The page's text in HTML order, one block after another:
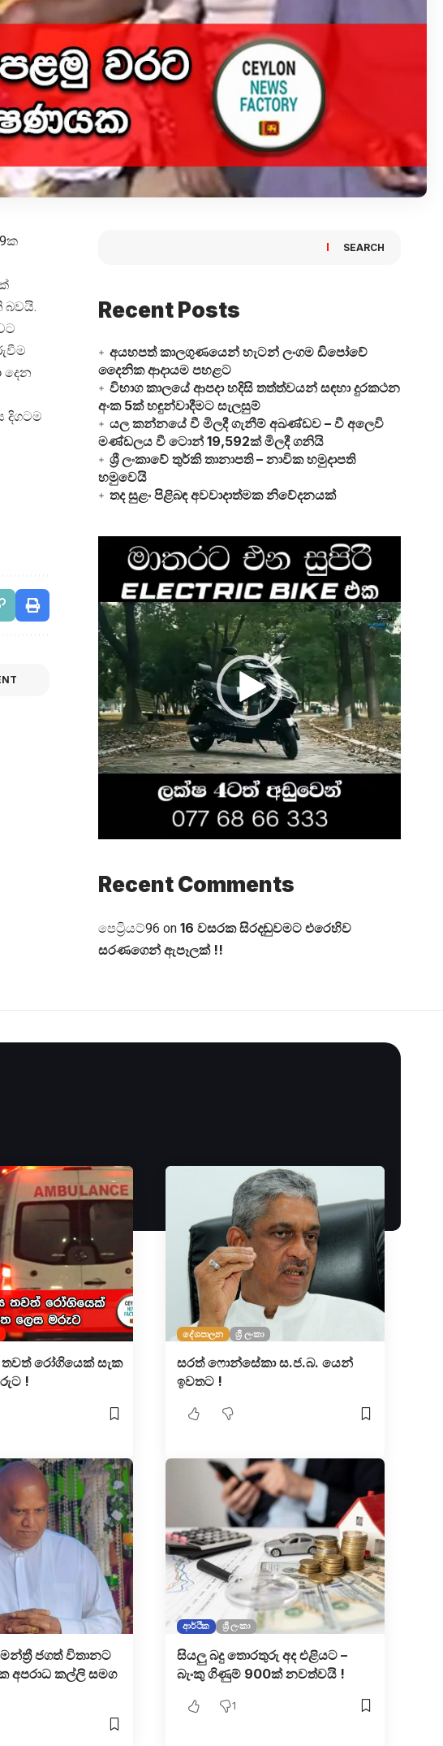
බවයි.
දෙන
දිගටම
SEARCH
Recent Posts
අයහපත් කාලගුණයෙන් හැටන් ලංගම ඩිපෝවේ
දෛනික ආදායම පහළට
විභාග කාලයේ ආපදා හදිසි තත්ත්වයන් සඳහා දුරකථන
අංක 5ක් හඳුන්වාදීමට සැලසුම්
යල කන්නයේ වී මිලදී ගැනීම් අඛණ්ඩව – වී අලෙවි
මණ්ඩලය වී ටොන් 19,592ක් මිලදී ගනියි
ශ්‍රී ලංකාවේ තුර්කි තානාපති – නාවික හමුදාපති
හමුවෙයි
තද සුළං පිළිබඳ අවවාදාත්මක නිවේදනයක්
Video
Player
Recent Comments
පෙට්‍රියට්96 on 16 වසරක සිරදඬුවමට එරෙහිව
සරණගෙන් ඇපෑලක් !!
රෝගියෙක් සැක
!
දේශපාලන ශ්‍රී ලංකා
සරත් ෆොන්සේකා ස.ජ.බ. යෙන්
ඉවතට !
ජගත් විතාන​ට
අපරාධ කල්ලි සමග
ආර්ථික ශ්‍රී ලංකා
සියලු බදු තොරතුරු අද එළියට –
බැංකු ගිණුම් 900ක් නවත්වයි !
1